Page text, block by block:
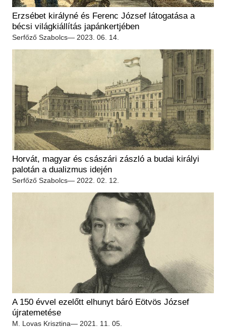
Régészet
Tagintézmények
Felnőttképzés
Képcsarnok
Történeti Fényképtár
Éremtár
Erzsébet királyné és Ferenc József látogatása a
bécsi világkiállítás japánkertjében
Serfőző Szabolcs— 2023. 06. 14.
Horvát, magyar és császári zászló a budai királyi
palotán a dualizmus idején
Serfőző Szabolcs— 2022. 02. 12.
A 150 évvel ezelőtt elhunyt báró Eötvös József
újratemetése
M. Lovas Krisztina— 2021. 11. 05.